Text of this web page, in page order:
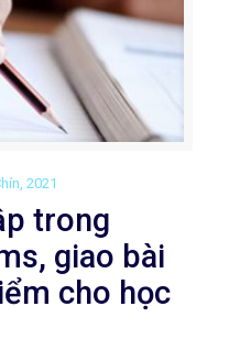
2021
trong
giao bài
cho học